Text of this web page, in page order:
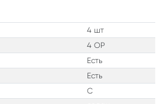
4 шт
4 OP
Есть
Есть
C